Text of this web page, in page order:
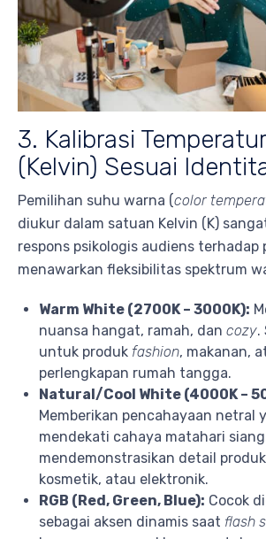
3. Kalibrasi
(Kelvin) Sesuai
Pemilihan suhu warna (color
diukur dalam satuan Kelvin (K)
respons psikologis audiens terhadap
menawarkan fleksibilitas spektrum
Warm White (2700K – 3000K):
nuansa hangat, ramah, dan cozy.
untuk produk fashion, makanan,
perlengkapan rumah tangga.
Natural/Cool White (4000K –
Memberikan pencahayaan netral
mendekati cahaya matahari
mendemonstrasikan detail produk
kosmetik, atau elektronik.
RGB (Red, Green, Blue): Cocok
sebagai aksen dinamis saat flash